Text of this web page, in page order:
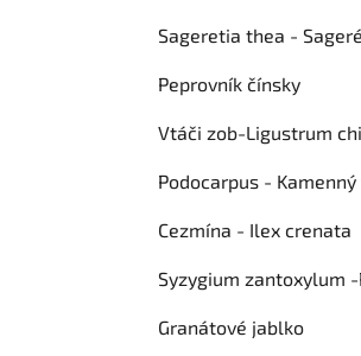
Sageretia thea -
Peprovník čínsky
Vtáči zob-Ligustrum
Podocarpus -
Cezmína - Ilex crenata
Syzygium zantoxylum
Granátové jablko